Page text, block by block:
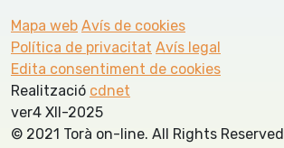
Mapa web Avís de cookies
Política de privacitat Avís legal
Edita consentiment de cookies
Realització cdnet
ver4 XII-2025
© 2021 Torà on-line. All Rights Reserved